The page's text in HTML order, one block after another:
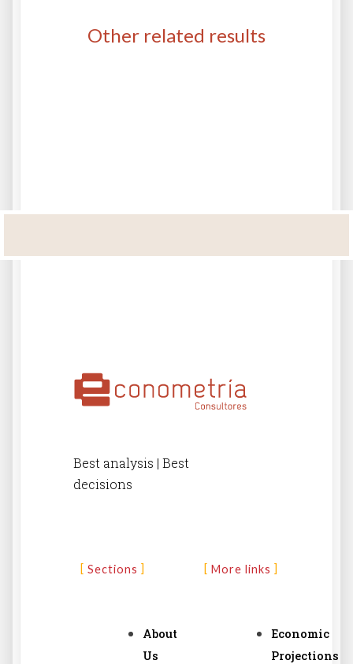
Other related results
Best analysis | Best
decisions
Sections
About
Us
More links
Economic
Projections